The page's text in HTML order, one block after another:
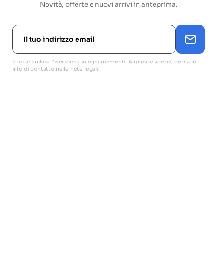
Novità, offerte e nuovi arrivi in anteprima.
Puoi annullare l'iscrizione in ogni momenti. A questo scopo, cerca le
info di contatto nelle note legali.